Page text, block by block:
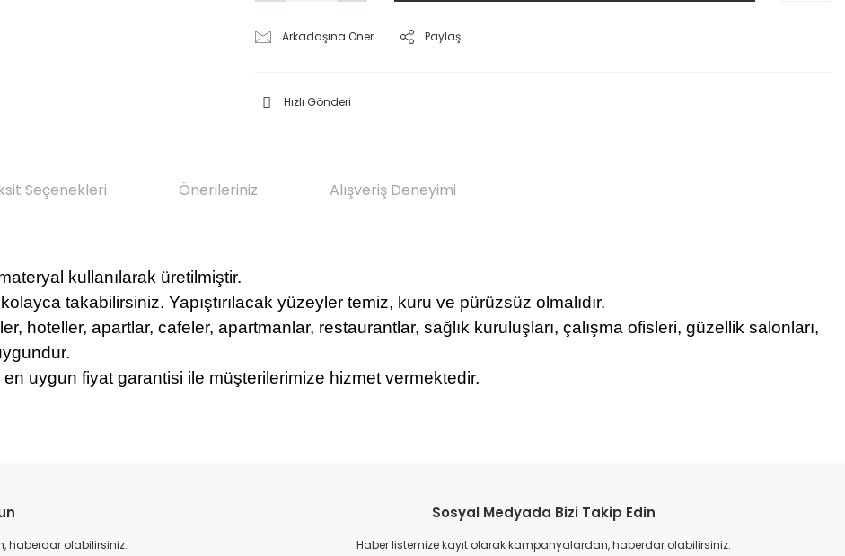
Arkadaşına Öner Paylaş
Hızlı Gönderi
Seçenekleri Önerileriniz Alışveriş Deneyimi
kullanılarak üretilmiştir.
takabilirsiniz. Yapıştırılacak yüzeyler temiz, kuru ve pürüzsüz olmalıdır.
hoteller, apartlar, cafeler, apartmanlar, restaurantlar, sağlık kuruluşları, çalışma ofisleri, güzellik salonları,
en uygun fiyat garantisi ile müşterilerimize hizmet vermektedir.
haberdar olabilirsiniz.
Sosyal Medyada Bizi Takip Edin
Haber listemize kayıt olarak kampanyalardan, haberdar olabilirsiniz.